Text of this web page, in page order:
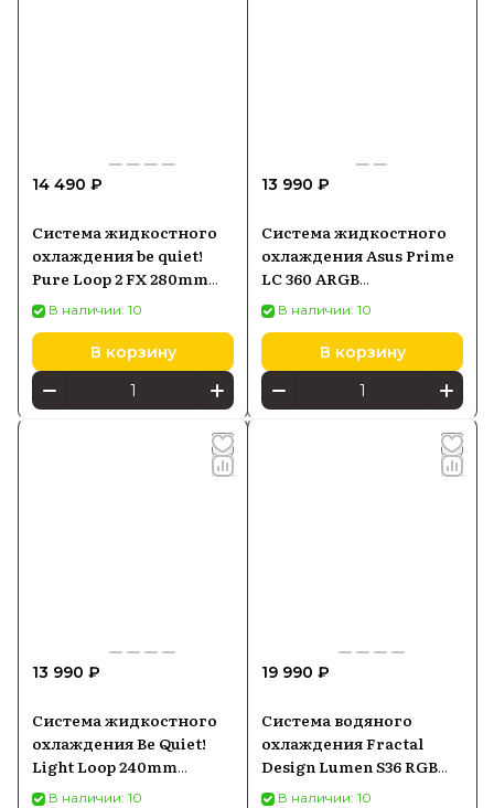
14 490 ₽
Система жидкостного
охлаждения be quiet!
Pure Loop 2 FX 280mm
(BW014)
В наличии: 10
В корзину
13 990 ₽
Система жидкостного
охлаждения Asus Prime
LC 360 ARGB
(90RC0102B0EAY0)
В наличии: 10
В корзину
13 990 ₽
Система жидкостного
охлаждения Be Quiet!
Light Loop 240mm
2x120mm (BW020)
В наличии: 10
19 990 ₽
Система водяного
охлаждения Fractal
Design Lumen S36 RGB
V2, черный
В наличии: 10